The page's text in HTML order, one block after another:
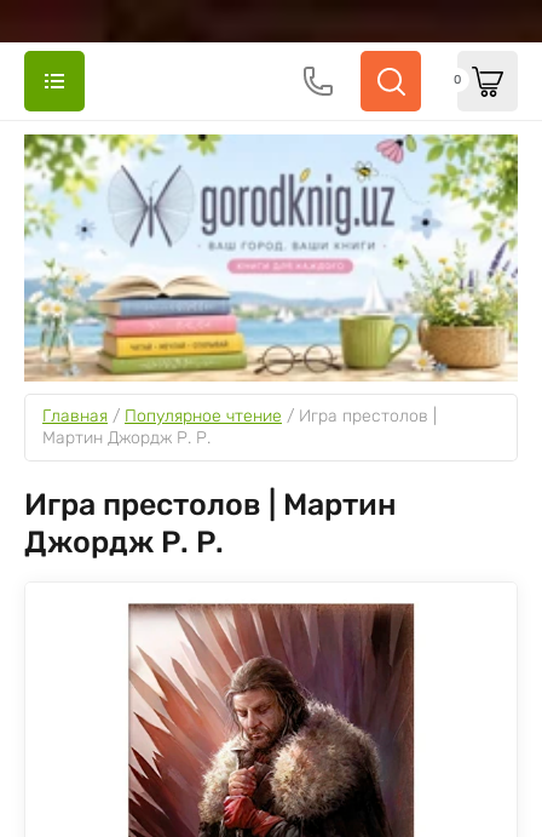
0
Главная / Популярное чтение / Игра престолов |
Мартин Джордж Р. Р.
Игра престолов | Мартин
Джордж Р. Р.